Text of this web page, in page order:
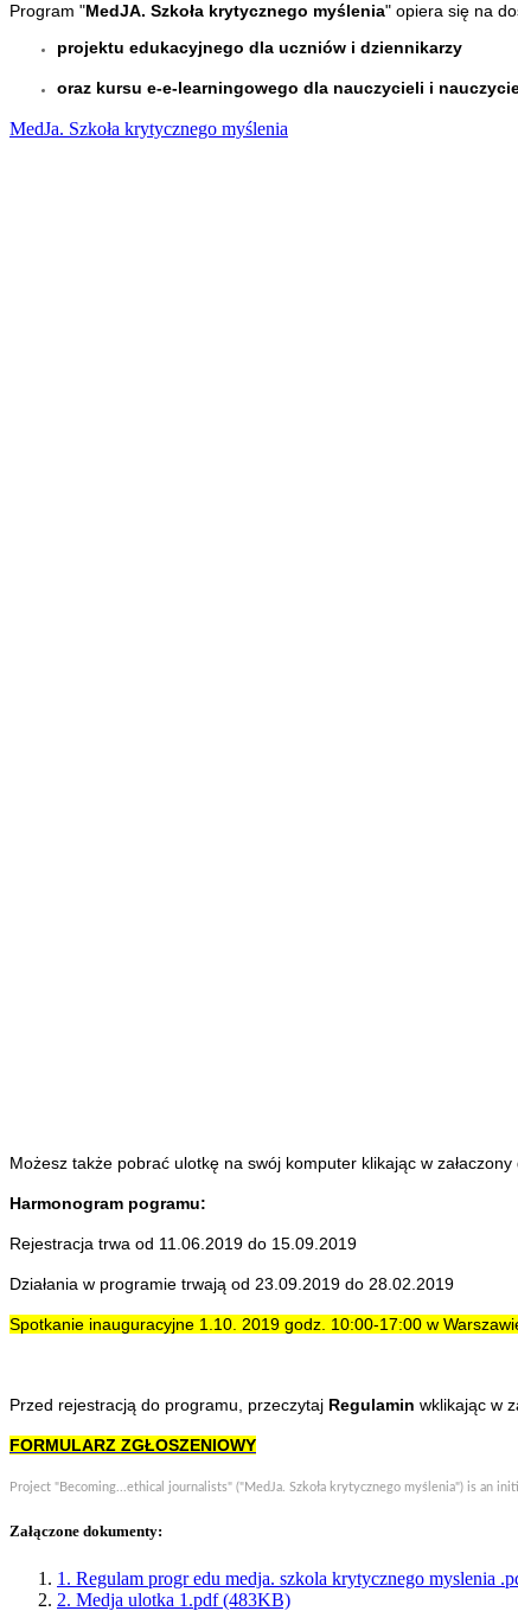
Program "MedJA. Szkoła krytycznego myślenia" opiera się na
projektu edukacyjnego dla uczniów i dziennikarzy
oraz kursu e-e-learningowego dla nauczycieli i
MedJa. Szkoła krytycznego myślenia
Możesz także pobrać ulotkę na swój komputer klikając w
Harmonogram pogramu:
Rejestracja trwa od 11.06.2019 do 15.09.2019
Działania w programie trwają od 23.09.2019 do 28.02.2019
Spotkanie inauguracyjne 1.10. 2019 godz. 10:00-17:00 w
Przed rejestracją do programu, przeczytaj Regulamin wklikając w
FORMULARZ ZGŁOSZENIOWY
Project "Becoming...ethical journalists" ("MedJa. Szkoła krytycznego myślenia") is an
Załączone dokumenty:
1. Regulam progr edu medja. szkola krytycznego myslenia
2. Medja ulotka 1.pdf (483KB)